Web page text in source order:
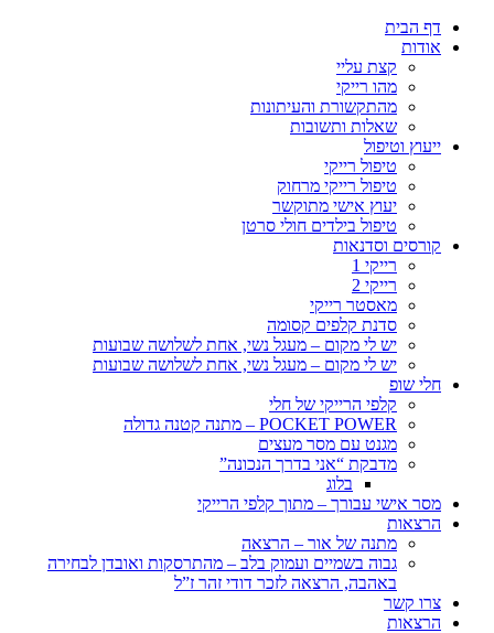
דף הבית
אודות
קצת עליי
מהו רייקי
מהתקשורת והעיתונות
שאלות ותשובות
ייעוץ וטיפול
טיפול רייקי
טיפול רייקי מרחוק
יעוץ אישי מתוקשר
טיפול בילדים חולי סרטן
קורסים וסדנאות
רייקי 1
רייקי 2
מאסטר רייקי
סדנת קלפים קסומה
יש לי מקום – מעגל נשי, אחת לשלושה שבועות
יש לי מקום – מעגל נשי, אחת לשלושה שבועות
חלי שופ
קלפי הרייקי של חלי
POCKET POWER – מתנה קטנה גדולה
מגנט עם מסר מעצים
מדבקת “אני בדרך הנכונה”
בלוג
מסר אישי עבורך – מתוך קלפי הרייקי
הרצאות
מתנה של אור – הרצאה
גבוה בשמיים ועמוק בלב – מהתרסקות ואובדן לבחירה
באהבה, הרצאה לזכר דודי זהר ז”ל
צרו קשר
הרצאות